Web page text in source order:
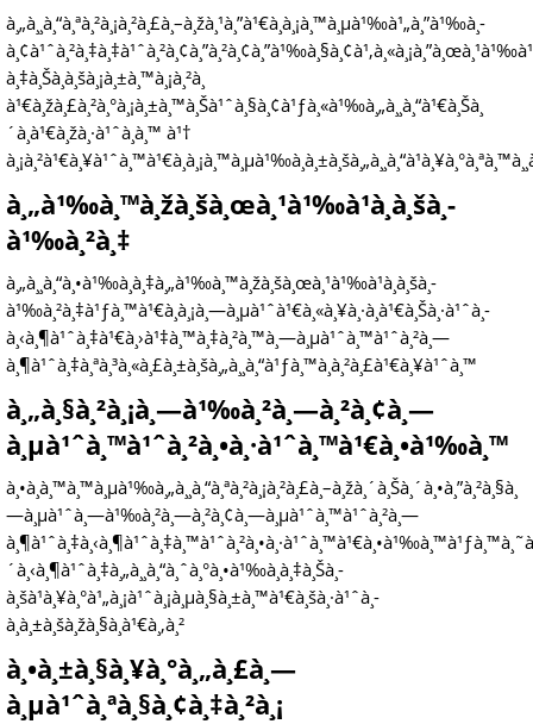
à¸„à¸¸à¸“à¸ªà¸²à¸¡à¸²à¸£à¸–à¸žà¸¹à¸”à¹€à¸à¸¡à¸™à¸µà¹‰à¹„à¸”à¹‰à¸­
à¸‡à¸Šà¸­à¸šà¸¡à¸±à¸™à¸¡à¸²à¸
à¹€à¸žà¸£à¸²à¸°à¸¡à¸±à¸™à¸Šà¹ˆà¸§à¸¢à¹ƒà¸«à¹‰à¸„à¸¸à¸“à¹€à¸Šà¸
´à¸à¹€à¸žà¸·à¹ˆà¸­à¸™ à¹†
à¸„à¹‰à¸™à¸žà¸šà¸œà¸¹à¹‰à¹à¸­à¸šà¸­
à¹‰à¸²à¸‡
à¸„à¸¸à¸“à¸•à¹‰à¸­à¸‡à¸„à¹‰à¸™à¸žà¸šà¸œà¸¹à¹‰à¹à¸­à¸šà¸­
à¹‰à¸²à¸‡à¹ƒà¸™à¹€à¸à¸¡à¸—à¸µà¹ˆà¹€à¸«à¸¥à¸·à¸­à¹€à¸Šà¸·à¹ˆà¸­
à¸‹à¸¶à¹ˆà¸‡à¹€à¸›à¹‡à¸™à¸‡à¸²à¸™à¸—à¸µà¹ˆà¸™à¹ˆà¸²à¸—
à¸¶à¹ˆà¸‡à¸ªà¸³à¸«à¸£à¸±à¸šà¸„à¸¸à¸“à¹ƒà¸™à¸à¸²à¸£à¹€à¸¥à¹ˆà¸™
à¸„à¸§à¸²à¸¡à¸—à¹‰à¸²à¸—à¸²à¸¢à¸—
à¸µà¹ˆà¸™à¹ˆà¸²à¸•à¸·à¹ˆà¸™à¹€à¸•à¹‰à¸™
à¸•à¸­à¸™à¸™à¸µà¹‰à¸„à¸¸à¸“à¸ªà¸²à¸¡à¸²à¸£à¸–à¸žà¸´à¸Šà¸´à¸•à¸”à¸²à¸§à¸
—à¸µà¹ˆà¸—à¹‰à¸²à¸—à¸²à¸¢à¸—à¸µà¹ˆà¸™à¹ˆà¸²à¸—
´à¸‹à¸¶à¹ˆà¸‡à¸„à¸¸à¸“à¸ˆà¸°à¸•à¹‰à¸­à¸‡à¸Šà¸­
à¸šà¹à¸¥à¸°à¹„à¸¡à¹ˆà¸¡à¸µà¸§à¸±à¸™à¹€à¸šà¸·à¹ˆà¸­
à¸à¸±à¸šà¸žà¸§à¸à¹€à¸‚à¸²
à¸•à¸±à¸§à¸¥à¸°à¸„à¸£à¸—
à¸µà¹ˆà¸ªà¸§à¸¢à¸‡à¸²à¸¡